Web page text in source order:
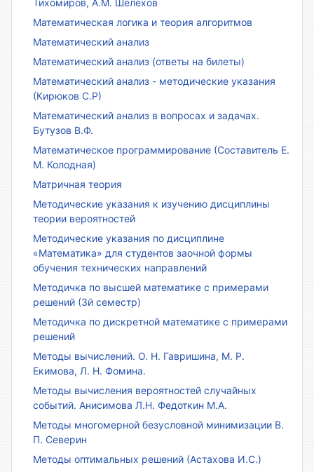
Тихомиров, А.М. Шелехов
Математическая логика и теория алгоритмов
Математический анализ
Математический анализ (ответы на билеты)
Математический анализ - методические указания
(Кирюков С.Р)
Математический анализ в вопросах и задачах.
Бутузов В.Ф.
Математическое программирование (Составитель Е.
М. Колодная)
Матричная теория
Методические указания к изучению дисциплины
теории вероятностей
Методические указания по дисциплине
«Математика» для студентов заочной формы
обучения технических направлений
Методичка по высшей математике с примерами
решений (3й семестр)
Методичка по дискретной математике с примерами
решений
Методы вычислений. О. Н. Гавришина, М. Р.
Екимова, Л. Н. Фомина.
Методы вычисления вероятностей случайных
событий. Анисимова Л.Н. Федоткин М.А.
Методы многомерной безусловной минимизации В.
П. Северин
Методы оптимальных решений (Астахова И.С.)